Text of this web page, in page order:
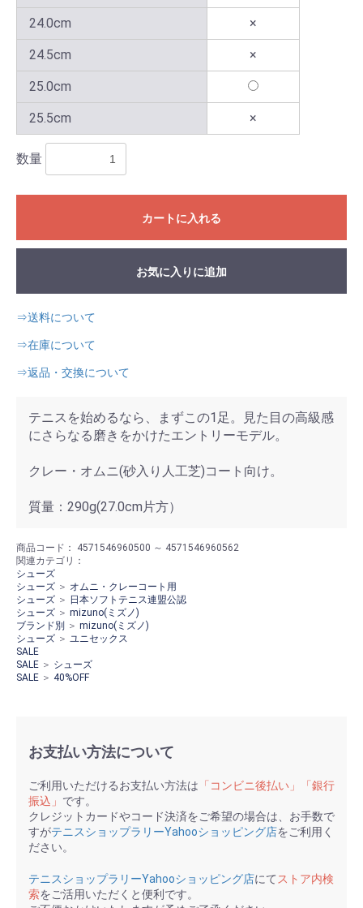
24.0cm ×
24.5cm ×
25.0cm
25.5cm ×
数量
カートに入れる
お気に入りに追加
⇒送料について
⇒在庫について
⇒返品・交換について
テニスを始めるなら、まずこの1足。見た目の高級感
にさらなる磨きをかけたエントリーモデル。
クレー・オムニ(砂入り人工芝)コート向け。
質量：290g(27.0cm片方）
商品コード： 4571546960500 ～ 4571546960562
関連カテゴリ：
シューズ
シューズ ＞ オムニ・クレーコート用
シューズ ＞ 日本ソフトテニス連盟公認
シューズ ＞ mizuno(ミズノ)
ブランド別
＞ mizuno(ミズノ)
シューズ ＞ ユニセックス
SALE
SALE ＞ シューズ
SALE ＞ 40%OFF
お支払い方法について
ご利用いただけるお支払い方法は 「コンビニ後払い」「銀行
振込」 です。
クレジットカードやコード決済をご希望の場合は、お手数で
すがテニスショップラリーYahooショッピング店をご利用く
ださい。
テニスショップラリーYahooショッピング店にて ストア内検
索をご活用いただくと便利です。